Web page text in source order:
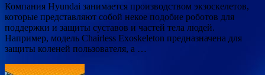
Компания Hyundai занимается производством экзоскелетов,
которые представляют собой некое подобие роботов для
поддержки и защиты суставов и частей тела людей.
Например, модель Chairless Exoskeleton предназначена для
защиты коленей пользователя, а …